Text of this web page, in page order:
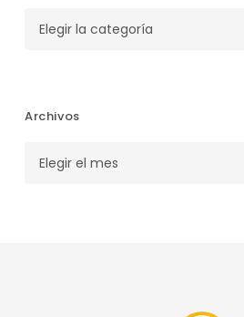
Archivos